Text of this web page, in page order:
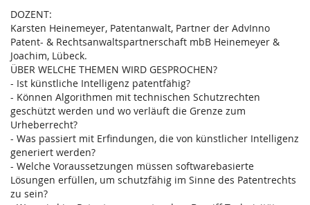
DOZENT:
Karsten Heinemeyer, Patentanwalt, Partner der AdvInno
Patent- & Rechtsanwaltspartnerschaft mbB Heinemeyer &
Joachim, Lübeck.
ÜBER WELCHE THEMEN WIRD GESPROCHEN?
- Ist künstliche Intelligenz patentfähig?
- Können Algorithmen mit technischen Schutzrechten
geschützt werden und wo verläuft die Grenze zum
Urheberrecht?
- Was passiert mit Erfindungen, die von künstlicher Intelligenz
generiert werden?
- Welche Voraussetzungen müssen softwarebasierte
Lösungen erfüllen, um schutzfähig im Sinne des Patentrechts
zu sein?